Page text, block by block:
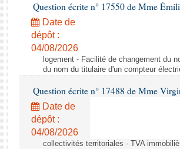
Dossiers législatifs
Budget et sécurité sociale
Questions écrites et orales
Comptes rendus des débats
Question écrite n° 17550 de Mme
Date de
dépôt :
04/08/2026
logement - Facilité de changement du
du nom du titulaire d'un compteur
Question écrite n° 17488 de Mme
Date de
dépôt :
04/08/2026
collectivités territoriales - TVA